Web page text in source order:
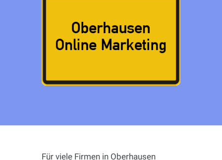
Für viele Firmen in Oberhausen